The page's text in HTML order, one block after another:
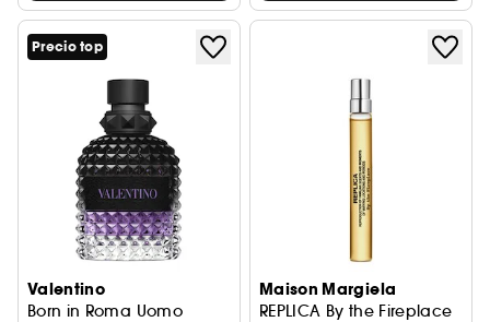
Precio top
Valentino
Born in Roma Uomo
Maison Margiela
REPLICA By the Fireplace